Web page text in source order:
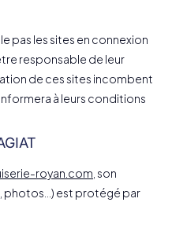
pas les sites en connexion
responsable de leur
de ces sites incombent
à leurs conditions
royan.com , son
photos…) est protégé par